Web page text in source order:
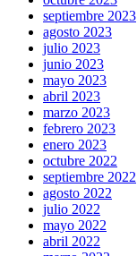
septiembre 2023
agosto 2023
julio 2023
junio 2023
mayo 2023
abril 2023
marzo 2023
febrero 2023
enero 2023
octubre 2022
septiembre 2022
agosto 2022
julio 2022
mayo 2022
abril 2022